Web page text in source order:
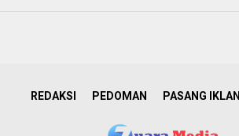
REDAKSI PEDOMAN PASANG IKLAN